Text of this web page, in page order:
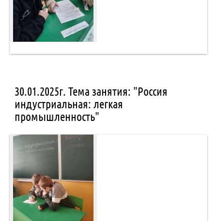
30.01.2025г. Тема занятия: "Россия
индустриальная: легкая
промышленность"